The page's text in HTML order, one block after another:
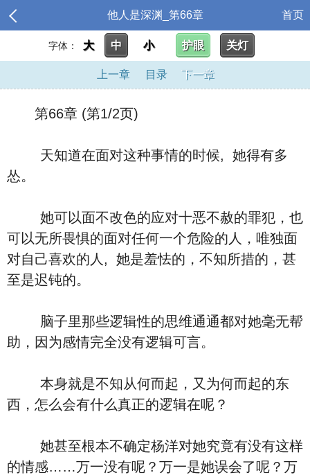
他人是深渊_第66章 首页
字体： 大 中 小 护眼 关灯
上一章 目录 下一章
第66章 (第1/2页)
天知道在面对这种事情的时候, 她得有多
怂。
她可以面不改色的应对十恶不赦的罪犯，也
可以无所畏惧的面对任何一个危险的人，唯独面
对自己喜欢的人, 她是羞怯的，不知所措的，甚
至是迟钝的。
脑子里那些逻辑性的思维通通都对她毫无帮
助，因为感情完全没有逻辑可言。
本身就是不知从何而起，又为何而起的东
西，怎么会有什么真正的逻辑在呢？
她甚至根本不确定杨洋对她究竟有没有这样
的情感……万一没有呢？万一是她误会了呢？万